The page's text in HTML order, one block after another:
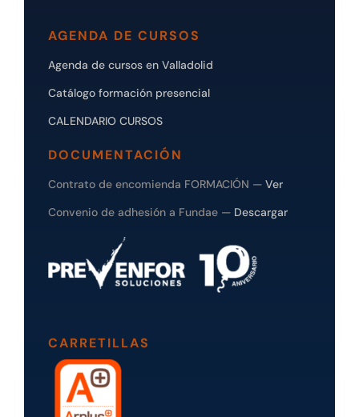
AGENDA DE CURSOS
Agenda de cursos en Valladolid
Catálogo formación presencial
CALENDARIO CURSOS
DOCUMENTACIÓN
Contrato de encomienda FORMACIÓN — Ver
Convenio de adhesión a Fundae — Descargar
CARRETILLAS